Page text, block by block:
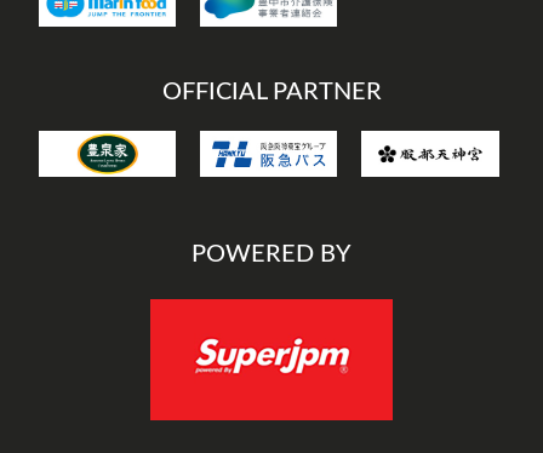
OFFICIAL PARTNER
POWERED BY